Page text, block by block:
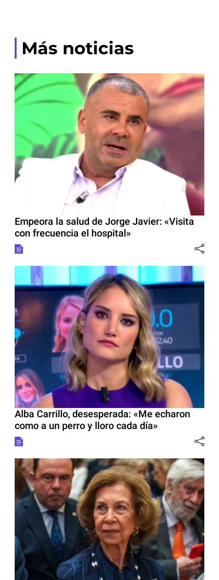
Más noticias
Empeora la salud de Jorge Javier: «Visita
con frecuencia el hospital»
Alba Carrillo, desesperada: «Me echaron
como a un perro y lloro cada día»